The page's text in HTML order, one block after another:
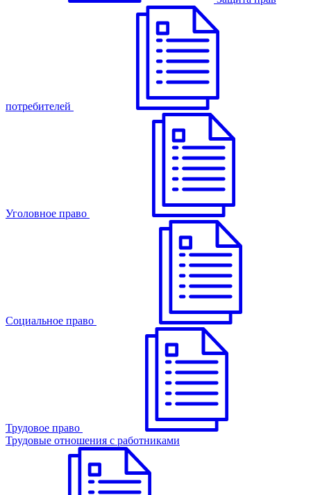
потребителей
Уголовное право
Cоциальное право
Трудовое право
Трудовые отношения с работниками